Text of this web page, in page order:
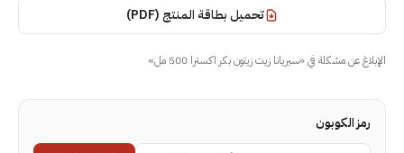
تحميل بطاقة المنتج (PDF)
الإبلاغ عن مشكلة في«سيريانا زيت زيتون بكر اكسترا 500 مل »
رمز الكوبون